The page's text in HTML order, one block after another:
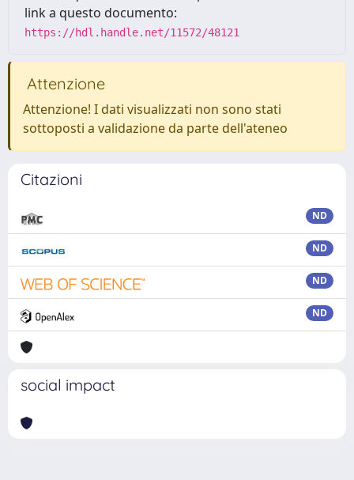
link a questo documento:
https://hdl.handle.net/11572/48121
Attenzione
Attenzione! I dati visualizzati non sono stati
sottoposti a validazione da parte dell'ateneo
Citazioni
ND
ND
ND
ND
social impact